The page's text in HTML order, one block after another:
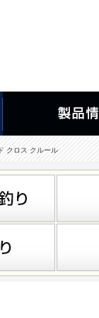
クロス クルール